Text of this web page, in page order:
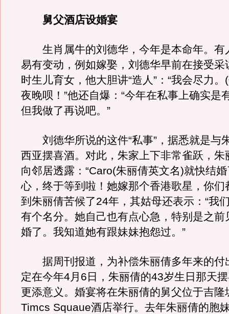
舅父酒店设婚宴
生肖属牛的刘德华，今年是本命年。有
易有变动，例如嫁娶，刘德华早前在接受采
时生儿育女，他大胆讲“造人”：“我会尽力
夜晚呗！”他还自爆：“今年在私事上确实是
但我做了再说吧。”
刘德华所说的这件“私事”，据悉就是与
西亚摆喜酒。对此，朱家上下非常雀跃，朱
向邻居透露：“Caro(朱丽倩英文名)就快结
心，终于等到啦！她嫁那个香港歌星，你们
到朱丽倩苦候了24年，其姑母还表示：“我
有个名分。她自己也有点心急，特别是之前
婚了。我知道她有跟妹妹抱怨过。”
据周刊报道，为补偿朱丽倩多年来的付
定在今年4月6日，朱丽倩的43岁生日那天
更添意义。婚宴将在朱丽倩的舅父位于吉
Timcs Squaue酒店举行。去年朱丽倩的胞